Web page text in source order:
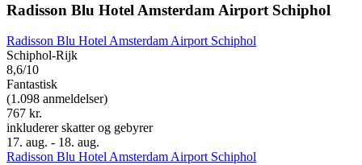
Radisson Blu Hotel Amsterdam Airport Schiphol
Radisson Blu Hotel Amsterdam Airport Schiphol
Schiphol-Rijk
8,6/10
Fantastisk
(1.098 anmeldelser)
767 kr.
inkluderer skatter og gebyrer
17. aug. - 18. aug.
Radisson Blu Hotel Amsterdam Airport Schiphol